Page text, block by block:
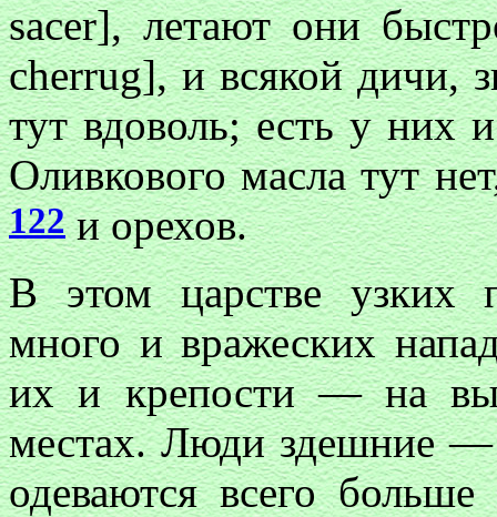
sacer], летают они
cherrug], и всякой дичи,
тут вдоволь; есть у них
Оливкового масла тут
122и орехов.
В этом царстве узких
много и вражеских
их и крепости — на
местах. Люди здешние —
одеваются всего